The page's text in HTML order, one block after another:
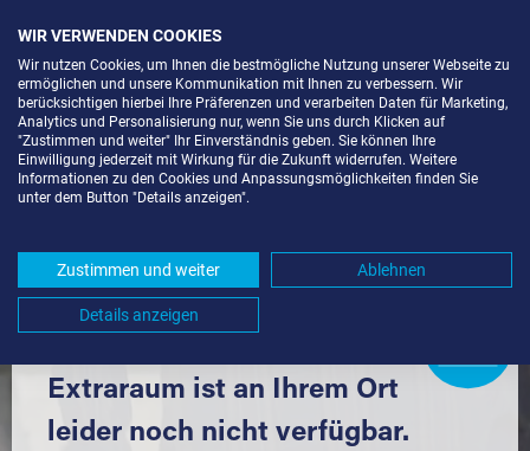
LAGERBOX IN BERLIN-SPANDAU
Komfortabel einlagern mit Extraraum
Extraraum ist an Ihrem Ort
leider noch nicht verfügbar.
WIR VERWENDEN COOKIES
Wir nutzen Cookies, um Ihnen die bestmögliche Nutzung unserer Webseite zu
ermöglichen und unsere Kommunikation mit Ihnen zu verbessern. Wir
berücksichtigen hierbei Ihre Präferenzen und verarbeiten Daten für Marketing,
Analytics und Personalisierung nur, wenn Sie uns durch Klicken auf
"Zustimmen und weiter" Ihr Einverständnis geben. Sie können Ihre
Einwilligung jederzeit mit Wirkung für die Zukunft widerrufen. Weitere
Informationen zu den Cookies und Anpassungsmöglichkeiten finden Sie
unter dem Button "Details anzeigen".
Zustimmen und weiter Ablehnen
Details anzeigen